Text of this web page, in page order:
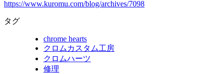
https://www.kuromu.com/blog/archives/7098
タグ
chrome hearts
クロムカスタム工房
クロムハーツ
修理